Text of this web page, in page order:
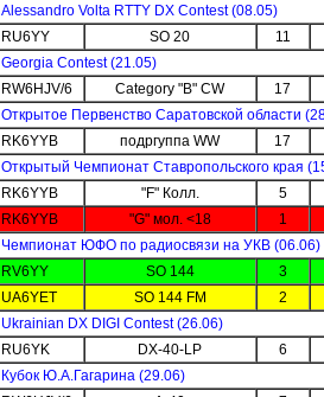
Alessandro Volta RTTY DX Contest (08.05)
RU6YY
SO 20
11
Georgia Contest (21.05)
RW6HJV/6
Category "B" CW
17
Открытое Первенство Саратовской области
RK6YYB
подргуппа WW
17
Открытый Чемпионат Ставропольского края
RK6YYB
"F" Колл.
5
RK6YYB
"G" мол. <18
1
Чемпионат ЮФО по радиосвязи на УКВ (06.06)
RV6YY
SO 144
3
UA6YET
SO 144 FM
2
Ukrainian DX DIGI Contest (26.06)
RU6YK
DX-40-LP
6
Кубок Ю.А.Гагарина (29.06)